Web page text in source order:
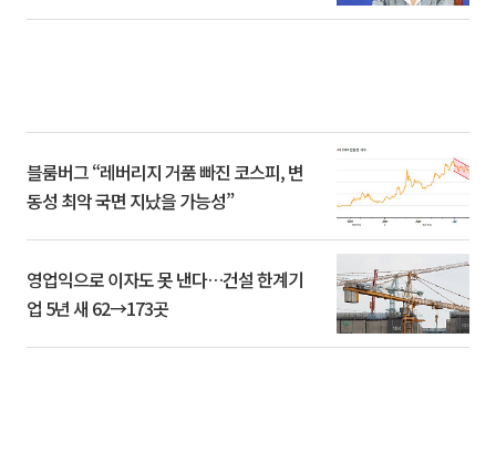
블룸버그 “레버리지 거품 빠진 코스피, 변
동성 최악 국면 지났을 가능성”
영업익으로 이자도 못 낸다…건설 한계기
업 5년 새 62→173곳